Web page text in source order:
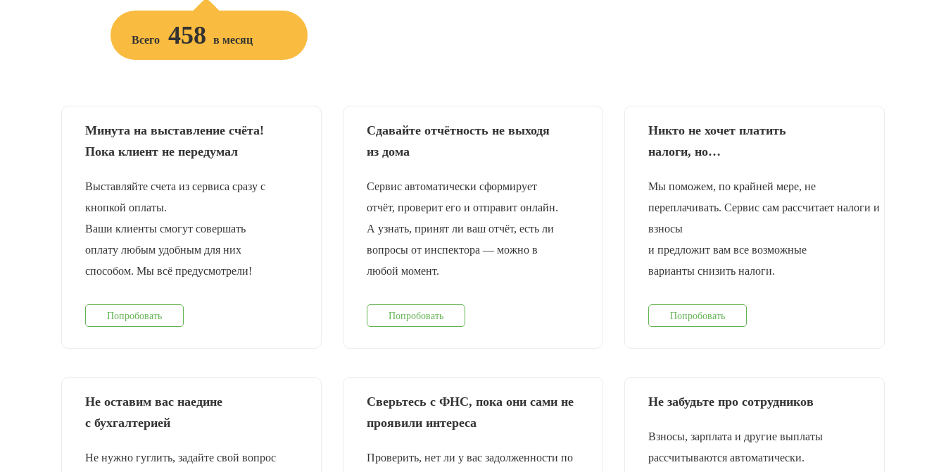
Всего 458 в месяц
Минута на выставление счёта!
Пока клиент не передумал
Выставляйте счета из сервиса сразу с
кнопкой оплаты.
Ваши клиенты смогут совершать
оплату любым удобным для них
способом. Мы всё предусмотрели!
Попробовать
Сдавайте отчётность не выходя
из дома
Сервис автоматически сформирует
отчёт, проверит его и отправит онлайн.
А узнать, принят ли ваш отчёт, есть ли
вопросы от инспектора — можно в
любой момент.
Попробовать
Никто не хочет платить
налоги, но…
Мы поможем, по крайней мере, не
переплачивать. Сервис сам рассчитает налоги и
взносы
и предложит вам все возможные
варианты снизить налоги.
Попробовать
Не оставим вас наедине
с бухгалтерией
Не нужно гуглить, задайте свой вопрос
Сверьтесь с ФНС, пока они сами не
проявили интереса
Проверить, нет ли у вас задолженности по
Не забудьте про сотрудников
Взносы, зарплата и другие выплаты
рассчитываются автоматически.